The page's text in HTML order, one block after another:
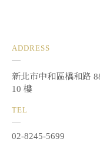
ADDRESS
新北市中和區橋和路
10 樓
TEL
02-8245-5699